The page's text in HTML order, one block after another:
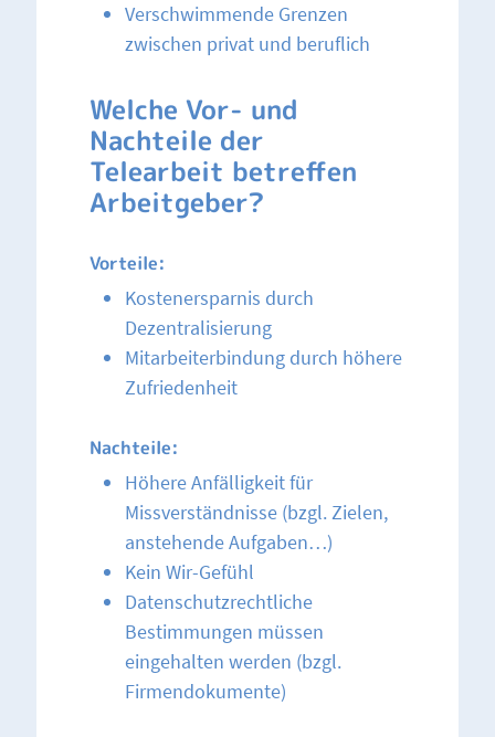
Verschwimmende Grenzen
zwischen privat und beruflich
Welche Vor- und
Nachteile der
Telearbeit betreffen
Arbeitgeber?
Vorteile:
Kostenersparnis durch
Dezentralisierung
Mitarbeiterbindung durch höhere
Zufriedenheit
Nachteile:
Höhere Anfälligkeit für
Missverständnisse (bzgl. Zielen,
anstehende Aufgaben…)
Kein Wir-Gefühl
Datenschutzrechtliche
Bestimmungen müssen
eingehalten werden (bzgl.
Firmendokumente)